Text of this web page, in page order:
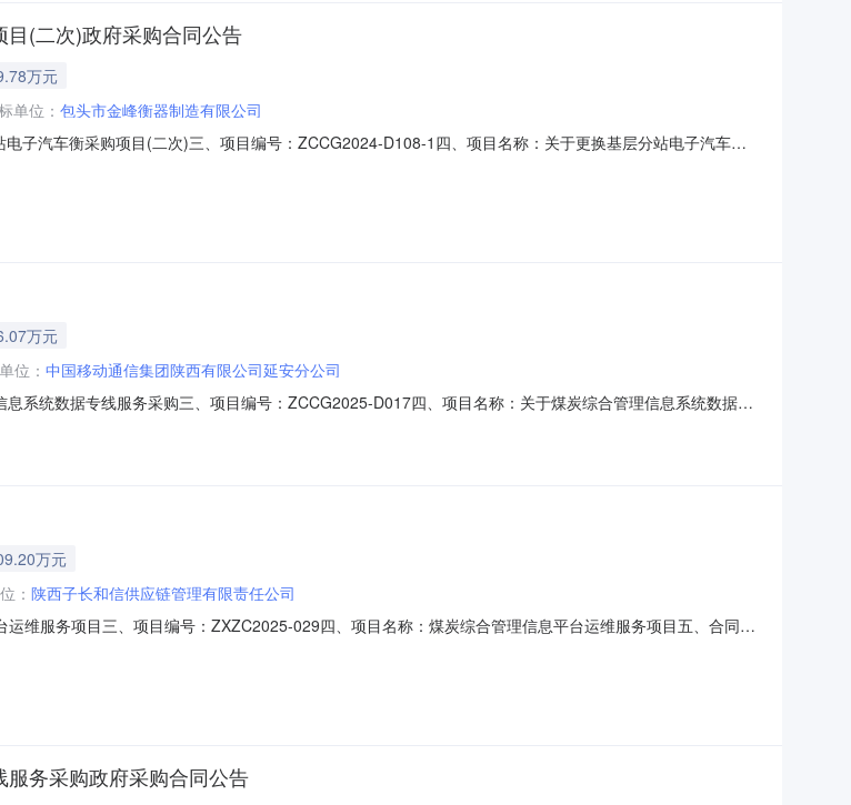
(二次)政府采购合同公告
万元
单位： 包头市金峰衡器制造有限公司
子汽车衡采购项目(二次)三、项目编号：ZCCG2024-D108-1四、项目名称：关于更换基层分站电子汽车衡
要信息主要标的：序号名称数量(单位)单价(元)总价(元)规格型号/服务要求1关于更换基
万元
位： 中国移动通信集团陕西有限公司延安分公司
系统数据专线服务采购三、项目编号：ZCCG2025-D017四、项目名称：关于煤炭综合管理信息系统数据专
主要标的名称：1规格型号（或服务要求）：详见合同主要标的数量：1.0000批主要标的单价：56070
万元
： 陕西子长和信供应链管理有限责任公司
维服务项目三、项目编号：ZXZC2025-029四、项目名称：煤炭综合管理信息平台运维服务项目五、合同主
息平台运维服务规格型号（或服务要求）：详见合同主要标的数量：1.0000项主要标的单价：109200
务采购政府采购合同公告